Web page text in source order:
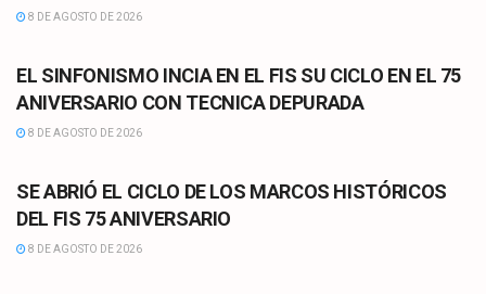
8 DE AGOSTO DE 2026
EL SINFONISMO INCIA EN EL FIS SU CICLO EN EL 75
ANIVERSARIO CON TECNICA DEPURADA
8 DE AGOSTO DE 2026
SE ABRIÓ EL CICLO DE LOS MARCOS HISTÓRICOS
DEL FIS 75 ANIVERSARIO
8 DE AGOSTO DE 2026